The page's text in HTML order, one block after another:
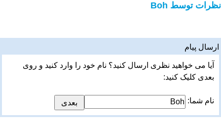
نظرات توسط Boh
ارسال پیام
آیا می خواهید نظری ارسال کنید؟ نام خود را وارد کنید و روی
بعدی کلیک کنید:
نام شما: